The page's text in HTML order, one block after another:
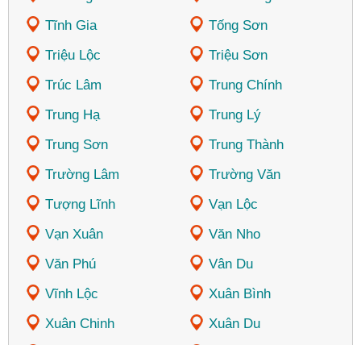
Tĩnh Gia
Tống Sơn
Triệu Lộc
Triệu Sơn
Trúc Lâm
Trung Chính
Trung Hạ
Trung Lý
Trung Sơn
Trung Thành
Trường Lâm
Trường Văn
Tượng Lĩnh
Vạn Lộc
Vạn Xuân
Văn Nho
Văn Phú
Vân Du
Vĩnh Lộc
Xuân Bình
Xuân Chinh
Xuân Du